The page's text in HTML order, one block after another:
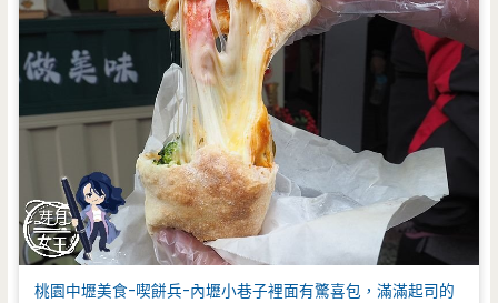
桃園中壢美食-喫餅兵-內壢小巷子裡面有驚喜包，滿滿起司的